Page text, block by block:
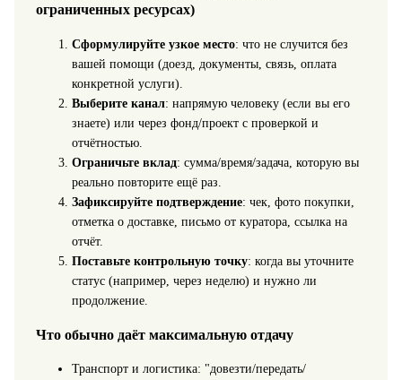
ограниченных ресурсах)
Сформулируйте узкое место: что не случится без
вашей помощи (доезд, документы, связь, оплата
конкретной услуги).
Выберите канал: напрямую человеку (если вы его
знаете) или через фонд/проект с проверкой и
отчётностью.
Ограничьте вклад: сумма/время/задача, которую вы
реально повторите ещё раз.
Зафиксируйте подтверждение: чек, фото покупки,
отметка о доставке, письмо от куратора, ссылка на
отчёт.
Поставьте контрольную точку: когда вы уточните
статус (например, через неделю) и нужно ли
продолжение.
Что обычно даёт максимальную отдачу
Транспорт и логистика: "довезти/передать/